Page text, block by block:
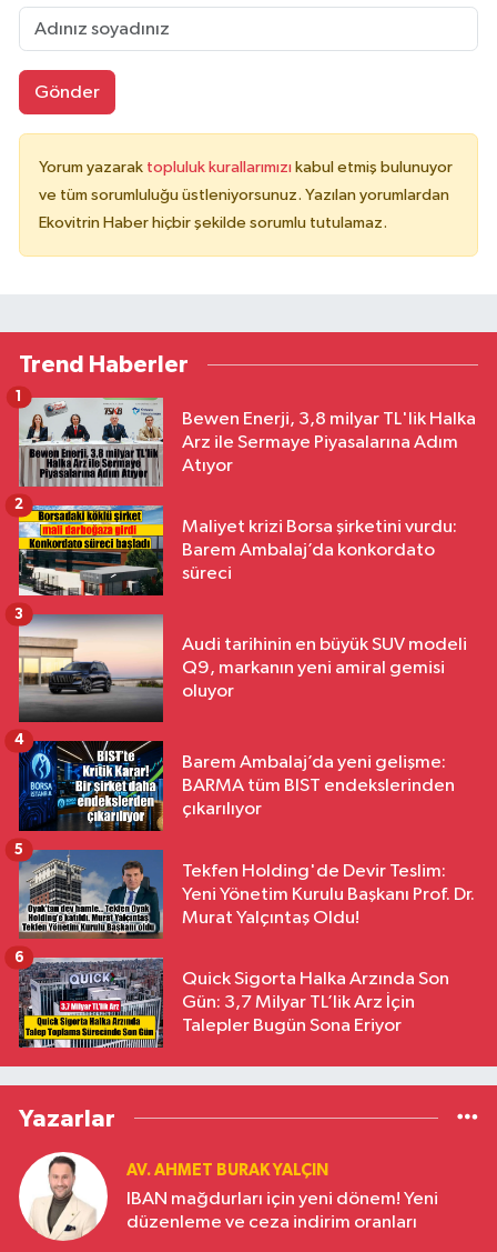
Gönder
Yorum yazarak topluluk kurallarımızı kabul etmiş bulunuyor
ve tüm sorumluluğu üstleniyorsunuz. Yazılan yorumlardan
Ekovitrin Haber hiçbir şekilde sorumlu tutulamaz.
Trend Haberler
Bewen Enerji, 3,8 milyar TL'lik Halka
Arz ile Sermaye Piyasalarına Adım
Atıyor
1
Maliyet krizi Borsa şirketini vurdu:
Barem Ambalaj’da konkordato
süreci
2
Audi tarihinin en büyük SUV modeli
Q9, markanın yeni amiral gemisi
oluyor
3
Barem Ambalaj’da yeni gelişme:
BARMA tüm BIST endekslerinden
çıkarılıyor
4
Tekfen Holding'de Devir Teslim:
Yeni Yönetim Kurulu Başkanı Prof. Dr.
Murat Yalçıntaş Oldu!
5
Quick Sigorta Halka Arzında Son
Gün: 3,7 Milyar TL’lik Arz İçin
Talepler Bugün Sona Eriyor
6
Yazarlar
AV. AHMET BURAK YALÇIN
IBAN mağdurları için yeni dönem! Yeni
düzenleme ve ceza indirim oranları